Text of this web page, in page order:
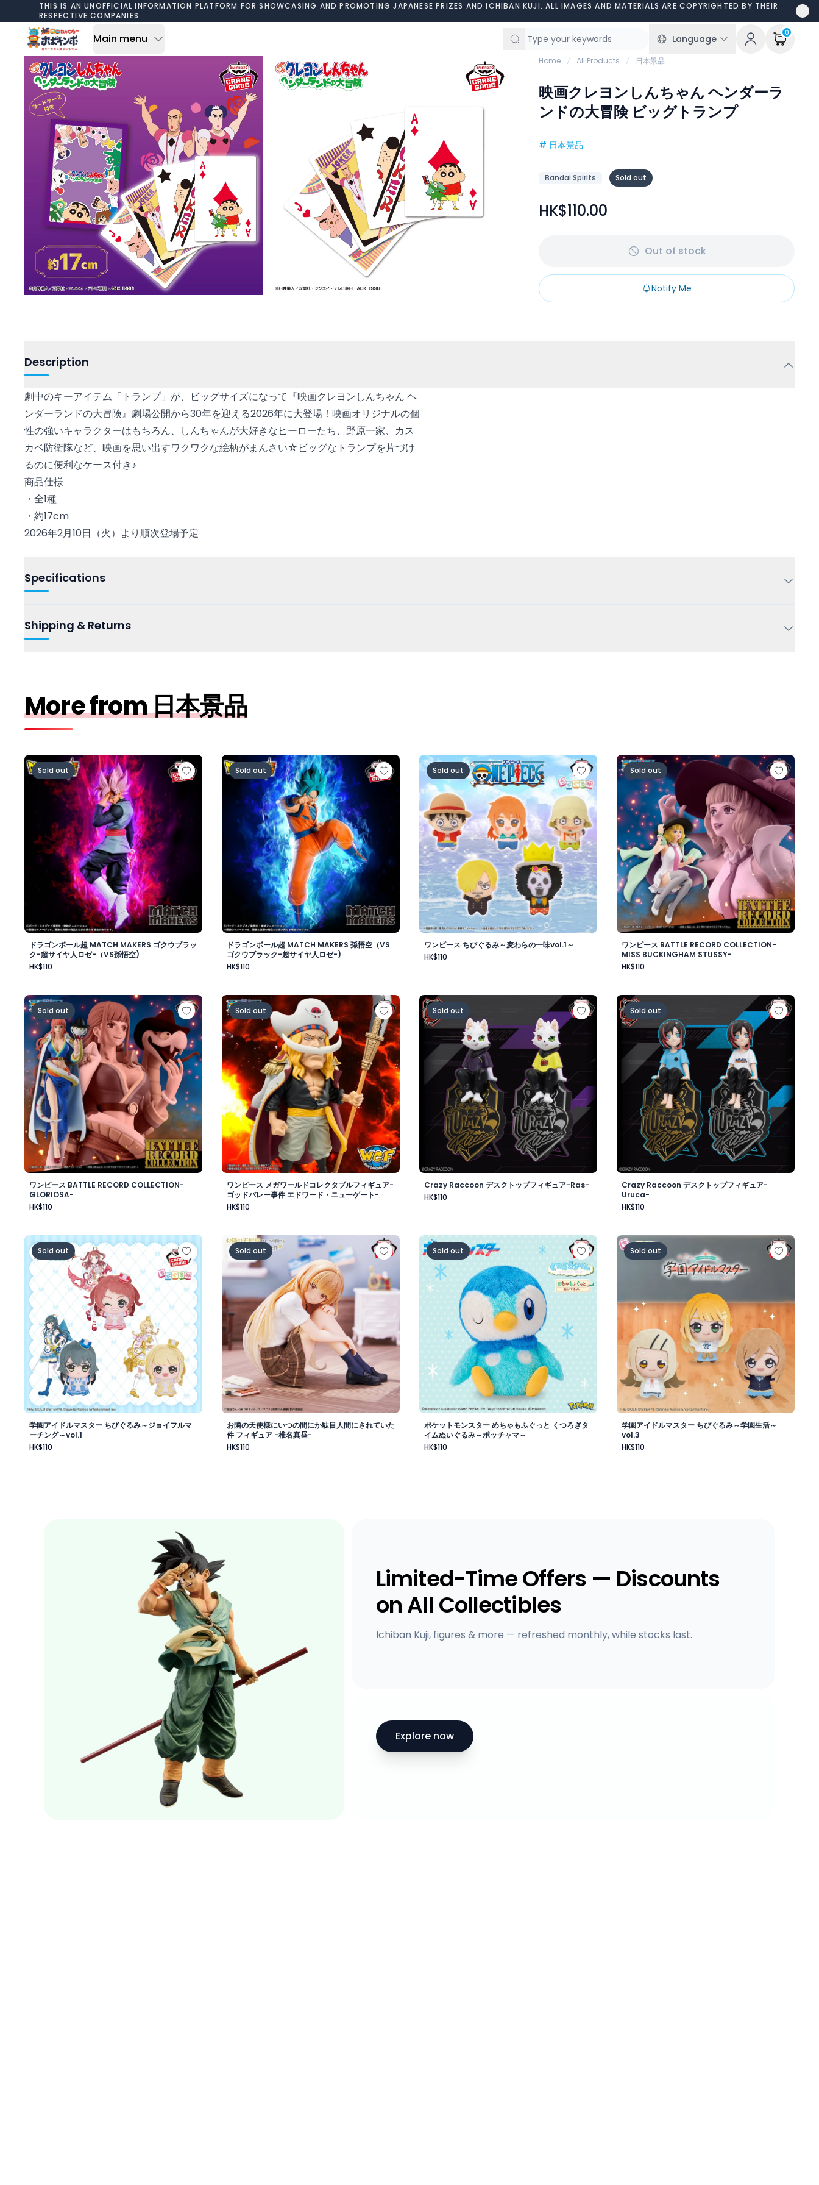
Skip to contentTHIS IS AN UNOFFICIAL INFORMATION PLATFORM FOR SHOWCASING AND PROMOTING JAPANESE PRIZES AND ICHIBAN KUJI. ALL IMAGES AND MATERIALS ARE COPYRIGHTED BY THEIR
RESPECTIVE COMPANIES.
Main menu Language
0
Home All Products 日本景品
映画クレヨンしんちゃん ヘンダーラ
ンドの大冒険 ビッグトランプ
# 日本景品
Bandai Spirits Sold out
HK$110.00
Out of stock
Notify Me
Description
劇中のキーアイテム「トランプ」が、ビッグサイズになって『映画クレヨンしんちゃん ヘ
ンダーランドの大冒険』劇場公開から30年を迎える2026年に大登場！映画オリジナルの個
性の強いキャラクターはもちろん、しんちゃんが大好きなヒーローたち、野原一家、カス
カベ防衛隊など、映画を思い出すワクワクな絵柄がまんさい☆ビッグなトランプを片づけ
るのに便利なケース付き♪
商品仕様
・全1種
・約17cm
2026年2月10日（火）より順次登場予定
Specifications
Shipping & Returns
More from 日本景品
ドラゴンボール超 MATCH MAKERS ゴクウブラック-超サイヤ人ロゼ-（VS孫悟空)
Sold out
ドラゴンボール超 MATCH MAKERS ゴクウブラッ
ク-超サイヤ人ロゼ-（VS孫悟空)
HK$110
ドラゴンボール超 MATCH MAKERS 孫悟空（VSゴクウブラック-超サイヤ人ロゼ-)
Sold out
ドラゴンボール超 MATCH MAKERS 孫悟空（VS
ゴクウブラック-超サイヤ人ロゼ-)
HK$110
ワンピース ちびぐるみ～麦わらの一味vol.1～
Sold out
ワンピース ちびぐるみ～麦わらの一味vol.1～
HK$110
ワンピース BATTLE RECORD COLLECTION-
Sold out
ワンピース BATTLE RECORD COLLECTION-
MISS BUCKINGHAM STUSSY-
HK$110
ワンピース BATTLE RECORD COLLECTION-GLORIOSA-
Sold out
ワンピース BATTLE RECORD COLLECTION-
GLORIOSA-
HK$110
ワンピース メガワールドコレクタブルフィギュア-ゴッドバレー事件 エドワード・ニューゲート-
Sold out
ワンピース メガワールドコレクタブルフィギュア-
ゴッドバレー事件 エドワード・ニューゲート-
HK$110
Crazy Raccoon デスクトップフィギュア-Ras-
Sold out
Crazy Raccoon デスクトップフィギュア-Ras-
HK$110
Crazy Raccoon デスクトップフィギュア-
Sold out
Crazy Raccoon デスクトップフィギュア-
Uruca-
HK$110
学園アイドルマスター ちびぐるみ～ジョイフルマーチング～vol.1
Sold out
学園アイドルマスター ちびぐるみ～ジョイフルマ
ーチング～vol.1
HK$110
お隣の天使様にいつの間にか駄目人間にされていた件 フィギュア -椎名真昼-
Sold out
お隣の天使様にいつの間にか駄目人間にされていた
件 フィギュア -椎名真昼-
HK$110
ポケットモンスター めちゃもふぐっと くつろぎタイムぬいぐるみ～ポッチャマ～
Sold out
ポケットモンスター めちゃもふぐっと くつろぎタ
イムぬいぐるみ～ポッチャマ～
HK$110
学園アイドルマスター ちびぐるみ～学園生活
Sold out
学園アイドルマスター ちびぐるみ～学園生活～
vol.3
HK$110
Limited-Time Offers — Discounts
on All Collectibles
Ichiban Kuji, figures & more — refreshed monthly, while stocks last.
Explore now